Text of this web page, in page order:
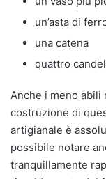
un’asta di
una catena
quattro
Anche i meno abili
costruzione di
artigianale è
possibile notare
tranquillamente